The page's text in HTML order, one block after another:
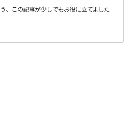
、この記事が少しでもお役に立てました